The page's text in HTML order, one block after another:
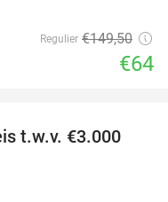
Regulier €149,50
€64
t.w.v. €3.000